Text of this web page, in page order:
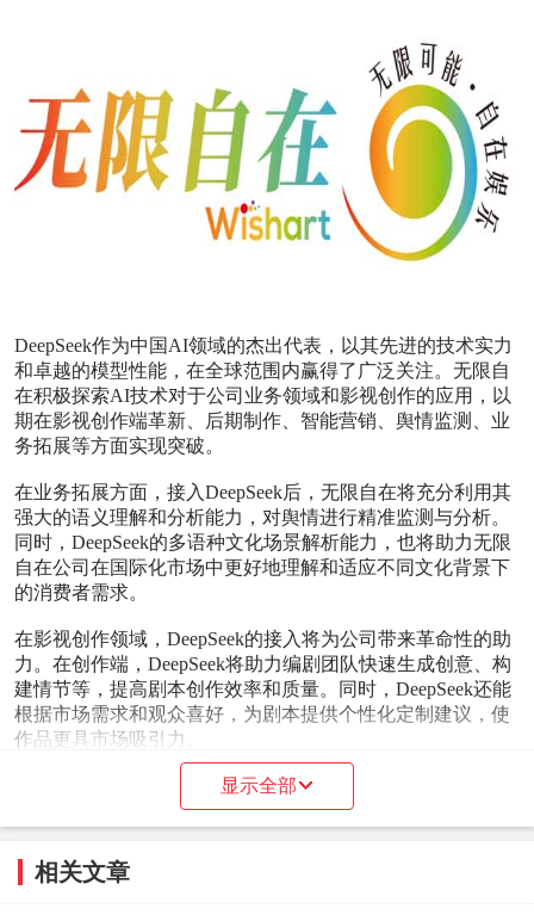
DeepSeek作为中国AI领域的杰出代表，以其先进的技术实力
和卓越的模型性能，在全球范围内赢得了广泛关注。无限自
在积极探索AI技术对于公司业务领域和影视创作的应用，以
期在影视创作端革新、后期制作、智能营销、舆情监测、业
务拓展等方面实现突破。
在业务拓展方面，接入DeepSeek后，无限自在将充分利用其
强大的语义理解和分析能力，对舆情进行精准监测与分析。
同时，DeepSeek的多语种文化场景解析能力，也将助力无限
自在公司在国际化市场中更好地理解和适应不同文化背景下
的消费者需求。
在影视创作领域，DeepSeek的接入将为公司带来革命性的助
力。在创作端，DeepSeek将助力编剧团队快速生成创意、构
建情节等，提高剧本创作效率和质量。同时，DeepSeek还能
根据市场需求和观众喜好，为剧本提供个性化定制建议，使
作品更具市场吸引力。
在后期制作方面，DeepSeek的智能剪辑、特效合成等功能将
大幅提升制作及营销效率。通过自动化处理和分析，
DeepSeek能够快速识别并优化影片中的镜头、音效等元素，
使影片呈现更加出色的视觉效果。此外，DeepSeek还能根据
影片风格和目标受众，为影片提供个性化的建议。
显示全部
相关文章